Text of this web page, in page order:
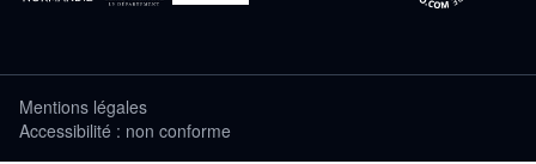
Mentions légales
Accessibilité : non conforme